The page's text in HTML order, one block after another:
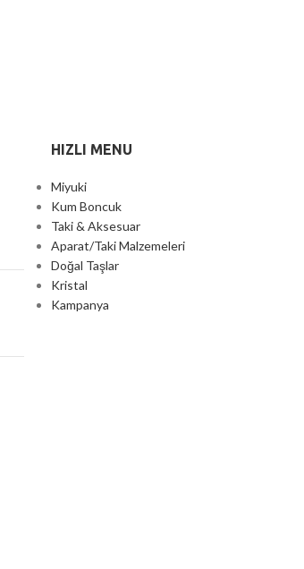
HIZLI MENU
Miyuki
Kum Boncuk
Taki & Aksesuar
Aparat/Taki Malzemeleri
Doğal Taşlar
Kristal
Kampanya